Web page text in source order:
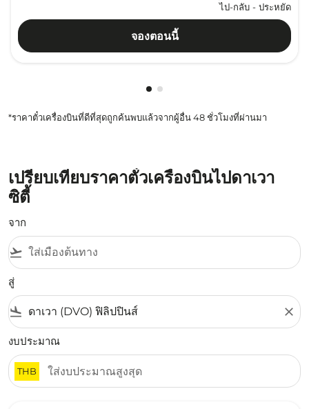
ไป-กลับ - ประหยัด
จองตอนนี้
กำลังแสดง cmp-pagination-
กำลังแสดง cmp-pagination-
*ราคาตั๋วเครื่องบินที่ดีที่สุดถูกค้นพบแล้วจากผู้อื่น 48 ชั่วโมงที่ผ่านมา
เปรียบเทียบราคาตั๋วเครื่องบินไปดาเวา
ซิตี้
จาก
flight_takeoff
สู่
flight_land close
งบประมาณ
THB